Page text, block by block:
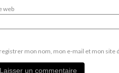
web
mon nom, mon e-mail et mon site